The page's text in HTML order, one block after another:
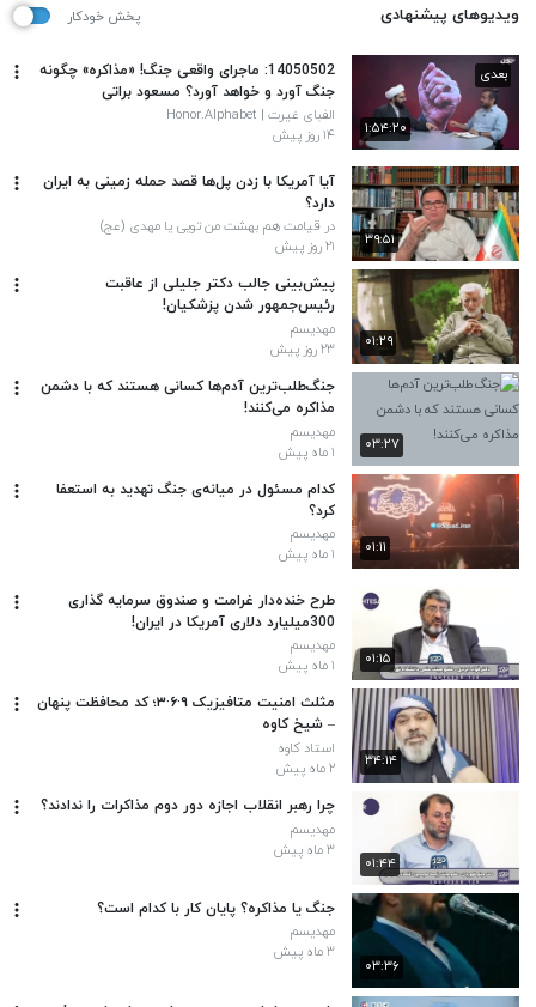
ویدیوهای پیشنهادی پخش خودکار
۱:۵۴:۲۰
بعدی
14050502: ماجرای واقعی جنگ! «مذاکره» چگونه
جنگ آورد و خواهد آورد؟ مسعود براتی
الفبای غیرت | Honor.Alphabet
۱۴ روز پیش
۳۹:۵۱
آیا آمریکا با زدن پل‌ها قصد حمله زمینی به ایران
دارد؟
در قیامت هم بهشت من تویی یا مهدی (عج)
۲۱ روز پیش
۰۱:۲۹
پیش‌بینی جالب دکتر جلیلی از عاقبت
رئیس‌جمهور شدن پزشکیان!
مهدیسم
۲۳ روز پیش
۰۳:۲۷
جنگ‌طلب‌ترین آدم‌ها کسانی هستند که با دشمن
مذاکره می‌کنند!
مهدیسم
۱ ماه پیش
۰۱:۱۱
کدام مسئول در میانه‌ی جنگ تهدید به استعفا
کرد؟
مهدیسم
۱ ماه پیش
۰۱:۱۵
طرح خنده‌دار غرامت و صندوق سرمایه گذاری
300میلیارد دلاری آمریکا در ایران!
مهدیسم
۱ ماه پیش
۳۴:۱۴
مثلث امنیت متافیزیک ۹·۶·۳؛ کد محافظت پنهان
– شیخ کاوه
استاد کاوه
۲ ماه پیش
۰۱:۴۴
چرا رهبر انقلاب اجازه دور دوم مذاکرات را ندادند؟
مهدیسم
۳ ماه پیش
۰۳:۳۶
جنگ یا مذاکره؟ پایان کار با کدام است؟
مهدیسم
۳ ماه پیش